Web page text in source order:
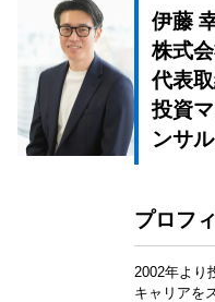
伊藤
株式
代表
投資
ンサ
プロフ
2002年より
キャリアを